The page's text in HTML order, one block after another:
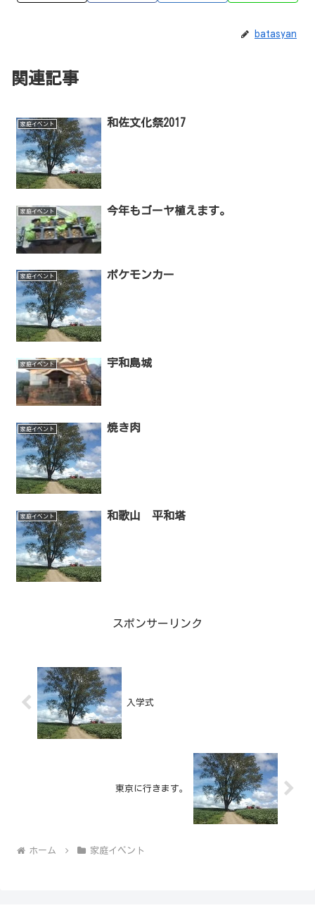
batasyan
関連記事
家庭イベント 和佐文化祭2017
家庭イベント 今年もゴーヤ植えます。
家庭イベント ポケモンカー
家庭イベント 宇和島城
家庭イベント 焼き肉
家庭イベント 和歌山 平和塔
スポンサーリンク
入学式
東京に行きます。
ホーム 家庭イベント